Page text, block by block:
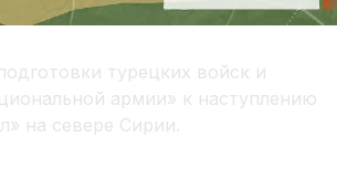
турецких войск и
армии» к наступлению
на севере Сирии.